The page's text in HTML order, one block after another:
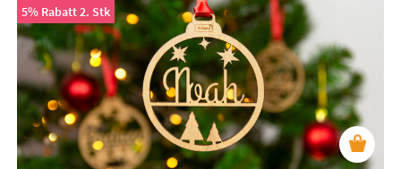
5% Rabatt 2. Stk